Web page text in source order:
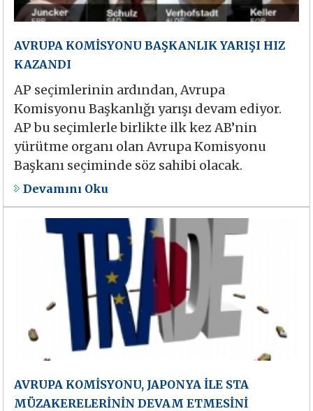
AVRUPA KOMİSYONU BAŞKANLIK YARIŞI HIZ
KAZANDI
AP seçimlerinin ardından, Avrupa
Komisyonu Başkanlığı yarışı devam ediyor.
AP bu seçimlerle birlikte ilk kez AB’nin
yürütme organı olan Avrupa Komisyonu
Başkanı seçiminde söz sahibi olacak.
Devamını Oku
AVRUPA KOMİSYONU, JAPONYA İLE STA
MÜZAKERELERİNİN DEVAM ETMESİNİ